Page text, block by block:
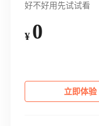
好不好用先试试看
¥ 0
立即体验